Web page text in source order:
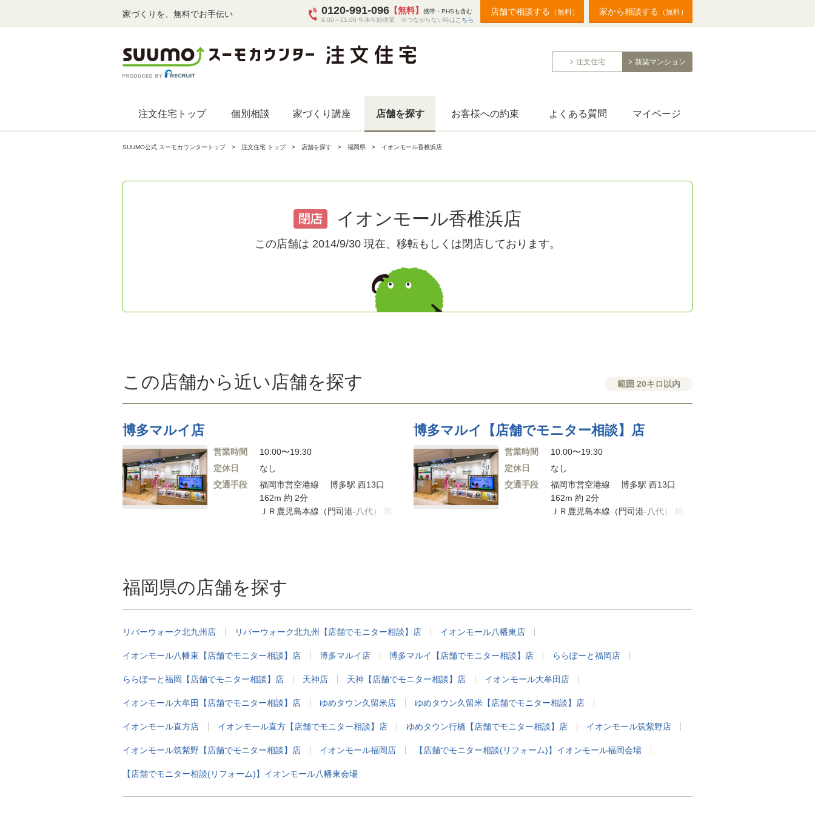
家づくりを、無料でお手伝い 0120-991-096 【無料】
携帯・PHSも含む
9:00～21:00 年末年始休業 ※つながらない時は こちら
店舗で相談する （無料） 家から相談する （無料）
注文住宅 新築マンション
注文住宅トップ 個別相談 家づくり講座 店舗を探す お客様への約束 よくある質問 マイページ
SUUMO公式 スーモカウンタートップ 注文住宅 トップ 店舗を探す 福岡県 イオンモール香椎浜店
イオンモール香椎浜店
この店舗は 2014/9/30 現在、移転もしくは閉店しております。
この店舗から近い店舗を探す 範囲 20キロ以内
博多マルイ店
営業時間
10:00〜19:30
定休日
なし
交通手段
福岡市営空港線 博多駅 西13口
162m 約 2分
ＪＲ鹿児島本線（門司港-八代） 博多
お車で7分 2km
博多マルイ【店舗でモニター相談】店
営業時間
10:00〜19:30
定休日
なし
交通手段
福岡市営空港線 博多駅 西13口
162m 約 2分
ＪＲ鹿児島本線（門司港-八代） 博多
福岡県の店舗を探す
リバーウォーク北九州店 リバーウォーク北九州【店舗でモニター相談】店 イオンモール八幡東店
イオンモール八幡東【店舗でモニター相談】店 博多マルイ店 博多マルイ【店舗でモニター相談】店 ららぽーと福岡店
ららぽーと福岡【店舗でモニター相談】店 天神店 天神【店舗でモニター相談】店 イオンモール大牟田店
イオンモール大牟田【店舗でモニター相談】店 ゆめタウン久留米店 ゆめタウン久留米【店舗でモニター相談】店
イオンモール直方店 イオンモール直方【店舗でモニター相談】店 ゆめタウン行橋【店舗でモニター相談】店 イオンモール筑紫野店
イオンモール筑紫野【店舗でモニター相談】店 イオンモール福岡店 【店舗でモニター相談(リフォーム)】イオンモール福岡会場
【店舗でモニター相談(リフォーム)】イオンモール八幡東会場